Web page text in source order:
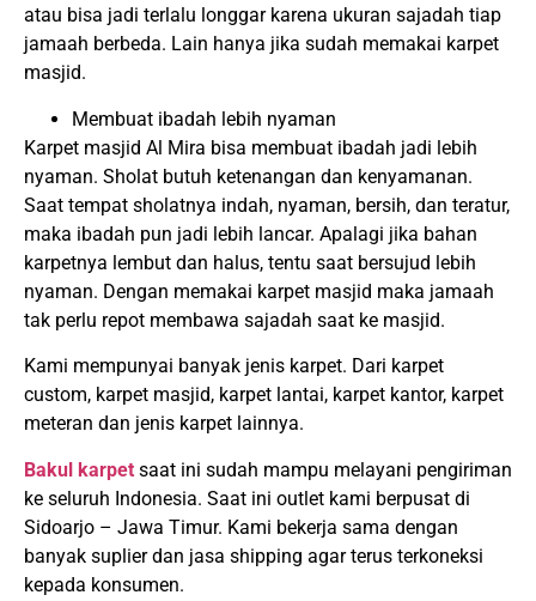
atau bisa jadi terlalu longgar karena ukuran sajadah tiap
jamaah berbeda. Lain hanya jika sudah memakai karpet
masjid.
Membuat ibadah lebih nyaman
Karpet masjid Al Mira bisa membuat ibadah jadi lebih
nyaman. Sholat butuh ketenangan dan kenyamanan.
Saat tempat sholatnya indah, nyaman, bersih, dan teratur,
maka ibadah pun jadi lebih lancar. Apalagi jika bahan
karpetnya lembut dan halus, tentu saat bersujud lebih
nyaman. Dengan memakai karpet masjid maka jamaah
tak perlu repot membawa sajadah saat ke masjid.
Kami mempunyai banyak jenis karpet. Dari karpet
custom, karpet masjid, karpet lantai, karpet kantor, karpet
meteran dan jenis karpet lainnya.
Bakul karpet saat ini sudah mampu melayani pengiriman
ke seluruh Indonesia. Saat ini outlet kami berpusat di
Sidoarjo – Jawa Timur. Kami bekerja sama dengan
banyak suplier dan jasa shipping agar terus terkoneksi
kepada konsumen.